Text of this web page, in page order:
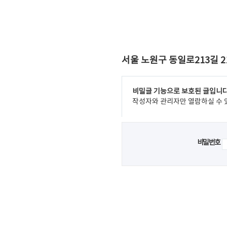
서울 노원구 동일로213길
비밀글 기능으로 보호된 글입니
작성자와 관리자만 열람하실 수
비밀번호